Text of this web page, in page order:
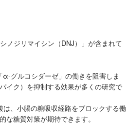
ノジリマイシン（DNJ）」が含まれて
グルコシダーゼ」の働きを阻害しま
イク）を抑制する効果が多くの研究で
、小腸の糖吸収経路をブロックする働
な糖質対策が期待できます。